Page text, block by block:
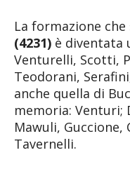
La formazione
(4231) è diventata
Venturelli, Scotti,
Teodorani,
anche quella di
memoria: Venturi;
Mawuli, Guccione,
Tavernelli.